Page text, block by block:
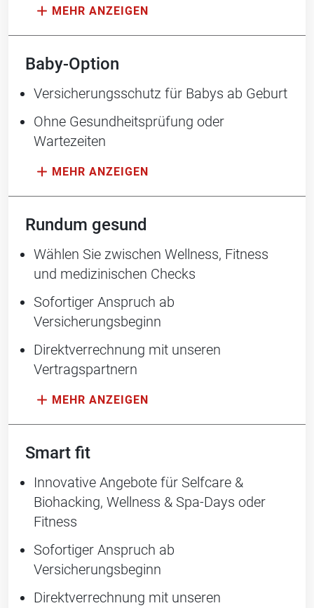
Baby-Option
Versicherungsschutz für Babys ab Geburt
Ohne Gesundheitsprüfung oder
Wartezeiten
Rundum gesund
Wählen Sie zwischen Wellness, Fitness
und medizinischen Checks
Sofortiger Anspruch ab
Versicherungsbeginn
Direktverrechnung mit unseren
Vertragspartnern
Smart fit
Innovative Angebote für Selfcare &
Biohacking, Wellness & Spa-Days ­oder
Fitness
Sofortiger Anspruch ab
Versicherungsbeginn
Direktverrechnung mit unseren